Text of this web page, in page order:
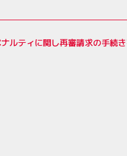
ルティに関し再審請求の手続